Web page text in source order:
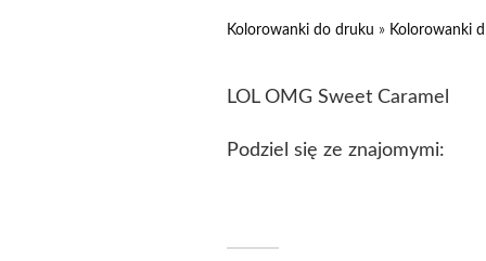
Kolorowanki do druku » Kolorowanki
LOL OMG Sweet Caramel
Podziel się ze znajomymi: